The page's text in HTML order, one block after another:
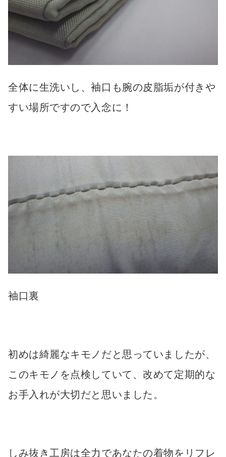
全体に生洗いし、袖口も腕の皮脂垢が付きや
すい場所ですので入念に！
袖口裏
初めは綺麗なキモノだと思っていましたが、
このキモノを点検していて、改めて定期的な
お手入れが大切だと思いました。
しみ抜き工房は全力であなたの着物をリフレ